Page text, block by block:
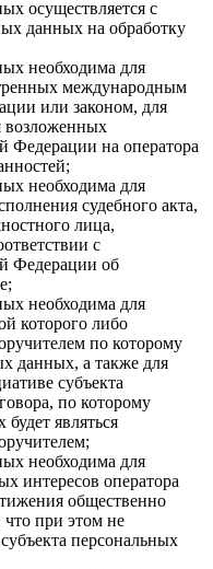
осуществляется с
данных на обработку
необходима для
международным
или законом, для
возложенных
Федерации на оператора
необходима для
судебного акта,
лица,
с
Федерации об
необходима для
которого либо
по которому
данных, а также для
субъекта
по которому
являться
необходима для
интересов оператора
общественно
при этом не
персональных